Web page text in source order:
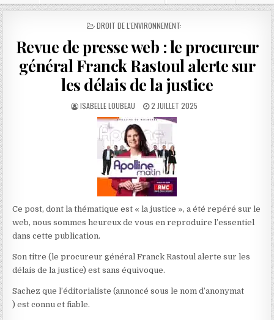
POSTED
DROIT DE L'ENVIRONNEMENT:
Revue de presse web : le procureur
général Franck Rastoul alerte sur
les délais de la justice
AUTHOR:
ISABELLE LOUBEAU
PUBLISHED
DATE:
2 JUILLET 2025
Ce post, dont la thématique est « la justice », a été repéré sur le
web, nous sommes heureux de vous en reproduire l’essentiel
dans cette publication.
Son titre (le procureur général Franck Rastoul alerte sur les
délais de la justice) est sans équivoque.
Sachez que l’éditorialiste (annoncé sous le nom d’anonymat
) est connu et fiable.